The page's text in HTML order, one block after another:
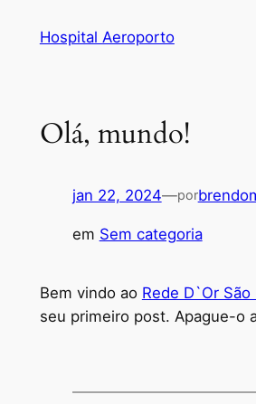
Hospital Aeroporto
Olá, mundo!
jan 22, 2024—por
em Sem categoria
Bem vindo ao Rede D`Or São
seu primeiro post. Apague-o